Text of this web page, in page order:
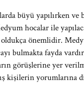
büyü yapılırken
hocalar ile
önemlidir.
bulmakta fayda
görüşlerine yer
kişilerin